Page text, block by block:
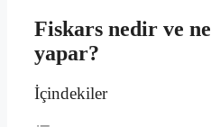
Fiskars nedir ve ne
yapar?
İçindekiler